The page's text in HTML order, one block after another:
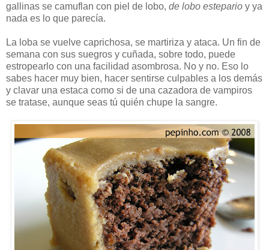
gallinas se camuflan con piel de lobo, de lobo estepario y ya
nada es lo que parecía.
La loba se vuelve caprichosa, se martiriza y ataca. Un fin de
semana con sus suegros y cuñada, sobre todo, puede
estropearlo con una facilidad asombrosa. No y no. Eso lo
sabes hacer muy bien, hacer sentirse culpables a los demás
y clavar una estaca como si de una cazadora de vampiros
se tratase, aunque seas tú quién chupe la sangre.